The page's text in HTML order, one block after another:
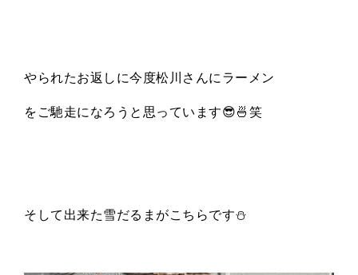
やられたお返しに今度松川さんにラーメン
をご馳走になろうと思っています😎🍜笑
そして出来た雪だるまがこちらです⛄️